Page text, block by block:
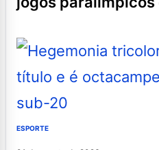
ESPORTE